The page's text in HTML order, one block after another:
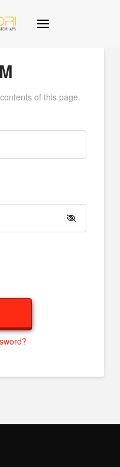
of this page.